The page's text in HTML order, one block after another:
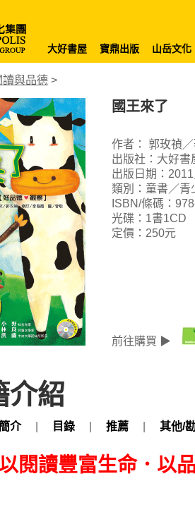
大好書屋 寶鼎出版 山岳文化
讀與品德>
國王來了
作者： 郭玫禎
出版社：大好書
出版日期：
類別：童書／青
ISBN/條碼：
光碟：1書1CD
定價：250元
前往購買 ▶
介紹
介 目錄 推薦 其他/
以閱讀豐富生命．以